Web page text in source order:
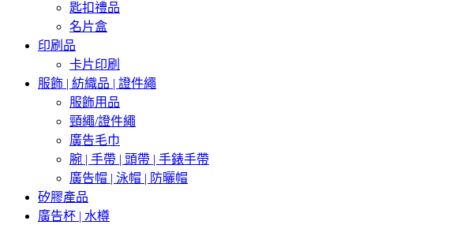
匙扣禮品
名片盒
印刷品
卡片印刷
服飾 | 紡織品 | 證件繩
服飾用品
頸繩/證件繩
廣告毛巾
腕 | 手帶 | 頭帶 | 手錶手帶
廣告帽 | 泳帽 | 防曬帽
矽膠產品
廣告杯 | 水樽